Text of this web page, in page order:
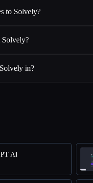
to Solvely?
Solvely?
in?
AI